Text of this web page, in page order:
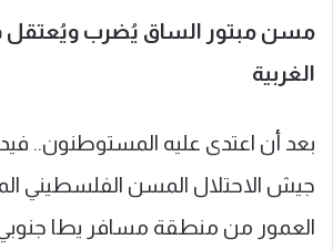
مسن مبتور الساق يُضرب ويُعتقل
الغربية
بعد أن اعتدى عليه المستوطنون..
جيش الاحتلال المسن الفلسطيني
العمور من منطقة مسافر يطا جنوبي